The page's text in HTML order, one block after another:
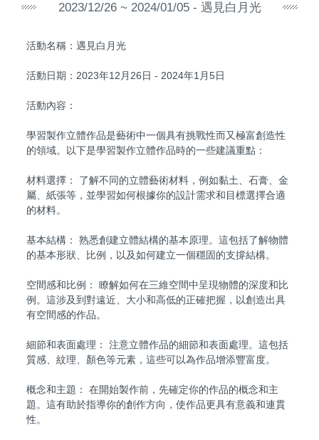
2023/12/26 ~ 2024/01/05 - 遇見白月光
活動名稱：遇見白月光
活動日期：2023年12月26日 - 2024年1月5日
活動內容：
學習製作立體作品是藝術中一個具有挑戰性而又極富創造性
的領域。以下是學習製作立體作品時的一些建議重點：
材料選擇： 了解不同的立體藝術材料，例如黏土、石膏、金
屬、紙張等，並學習如何根據你的設計需求和目標選擇合適
的材料。
基本結構： 熟悉創建立體結構的基本原理。這包括了解物體
的基本形狀、比例，以及如何建立一個穩固的支撐結構。
空間感和比例： 瞭解如何在三維空間中呈現物體的深度和比
例。這涉及到對遠近、大小和高低的正確把握，以創造出具
有空間感的作品。
細節和表面處理： 注意立體作品的細節和表面處理。這包括
質感、紋理、顏色等元素，這些可以為作品增添豐富度。
概念和主題： 在開始製作前，先確定你的作品的概念和主
題。這有助於指導你的創作方向，使作品更具有意義和連貫
性。